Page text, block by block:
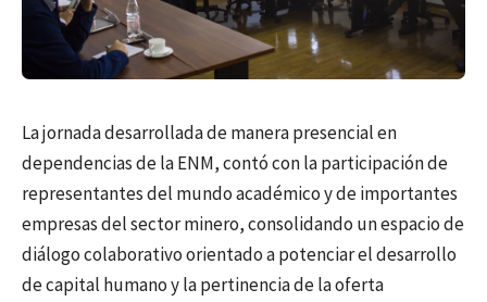
La jornada desarrollada de manera presencial en
dependencias de la ENM, contó con la participación de
representantes del mundo académico y de importantes
empresas del sector minero, consolidando un espacio de
diálogo colaborativo orientado a potenciar el desarrollo
de capital humano y la pertinencia de la oferta